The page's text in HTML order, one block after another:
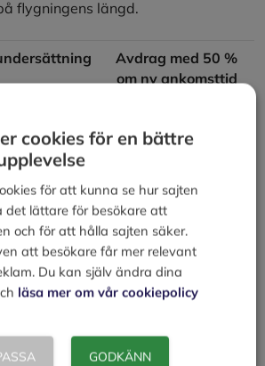
flygningens längd.
Avdrag med 50 %
om ny ankomsttid
euro
euro 3 timmar=200 euro
4 timmar=300 euro
cookies för en bättre
för att kunna se hur sajten
det lättare för besökare att
och för att hålla sajten säker.
att besökare får mer relevant
Du kan själv ändra dina
läsa mer om vår cookiepolicy
GODKÄNN